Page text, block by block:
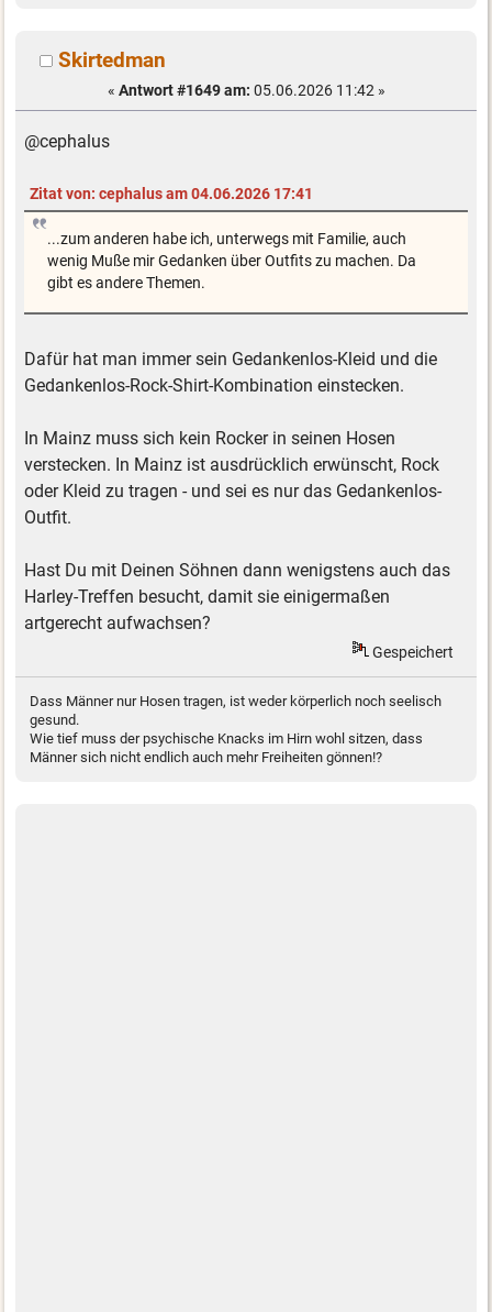
Skirtedman
« Antwort #1649 am: 05.06.2026 11:42 »
@cephalus
Zitat von: cephalus am 04.06.2026 17:41
...zum anderen habe ich, unterwegs mit Familie, auch
wenig Muße mir Gedanken über Outfits zu machen. Da
gibt es andere Themen.
Dafür hat man immer sein Gedankenlos-Kleid und die
Gedankenlos-Rock-Shirt-Kombination einstecken.
In Mainz muss sich kein Rocker in seinen Hosen
verstecken. In Mainz ist ausdrücklich erwünscht, Rock
oder Kleid zu tragen - und sei es nur das Gedankenlos-
Outfit.
Hast Du mit Deinen Söhnen dann wenigstens auch das
Harley-Treffen besucht, damit sie einigermaßen
artgerecht aufwachsen?
Gespeichert
Dass Männer nur Hosen tragen, ist weder körperlich noch seelisch
gesund.
Wie tief muss der psychische Knacks im Hirn wohl sitzen, dass
Männer sich nicht endlich auch mehr Freiheiten gönnen!?